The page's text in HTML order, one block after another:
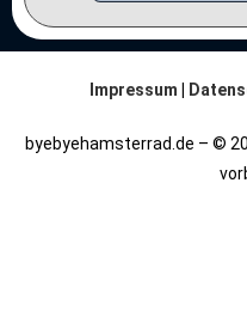
Impressum
byebyehamsterrad.de – ©